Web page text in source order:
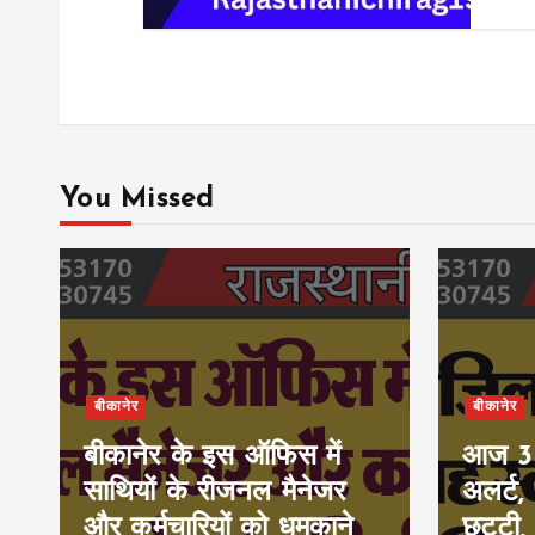
You Missed
बीकानेर
बीकानेर के इस ऑफिस में
साथियों के रीजनल मैनेजर
और कर्मचारियों को धमकाने
बीकानेर
आज